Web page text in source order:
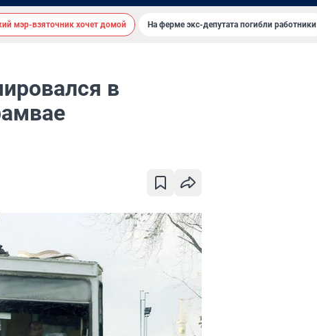
мэр-взяточник хочет домой На ферме экс-депутата погибли работники
в